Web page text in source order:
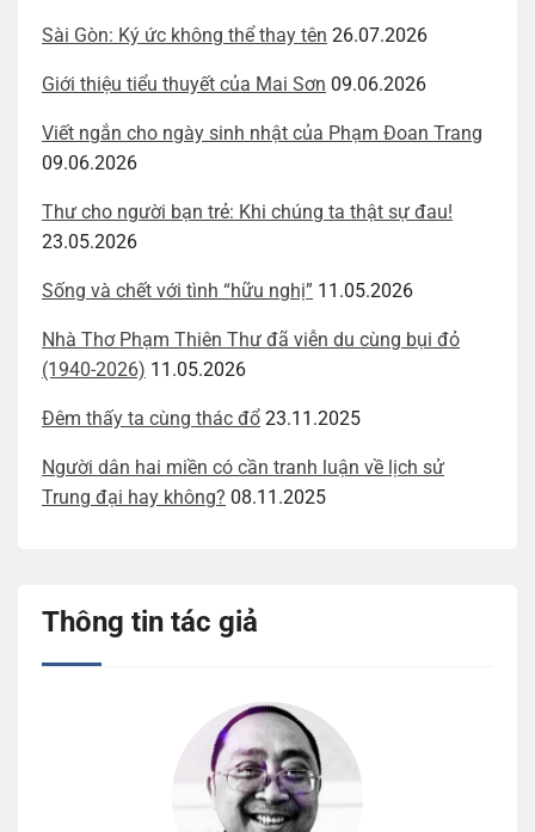
Sài Gòn: Ký ức không thể thay tên 26.07.2026
Giới thiệu tiểu thuyết của Mai Sơn 09.06.2026
Viết ngắn cho ngày sinh nhật của Phạm Đoan Trang
09.06.2026
Thư cho người bạn trẻ: Khi chúng ta thật sự đau!
23.05.2026
Sống và chết với tình “hữu nghị” 11.05.2026
Nhà Thơ Phạm Thiên Thư đã viễn du cùng bụi đỏ
(1940-2026) 11.05.2026
Đêm thấy ta cùng thác đổ 23.11.2025
Người dân hai miền có cần tranh luận về lịch sử
Trung đại hay không? 08.11.2025
Thông tin tác giả